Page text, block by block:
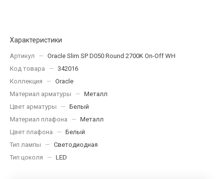
Характеристики
Артикул — Oracle Slim SP D050 Round 2700K On-Off WH
Код товара
— 342016
Коллекция
— Oracle
Материал арматуры
— Металл
Цвет арматуры
— Белый
Материал плафона
— Металл
Цвет плафона
— Белый
Тип лампы
— Светодиодная
Тип цоколя
— LED